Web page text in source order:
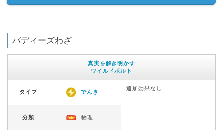
バディーズわざ
真実を解き明かす
ワイルドボルト
タイプ でんき
追加効果なし
分類 物理